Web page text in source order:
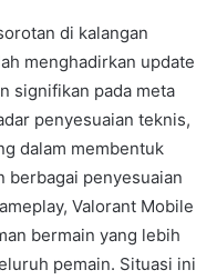
di kalangan
menghadirkan update
signifikan pada meta
penyesuaian teknis,
dalam membentuk
berbagai penyesuaian
Valorant Mobile
bermain yang lebih
pemain. Situasi ini